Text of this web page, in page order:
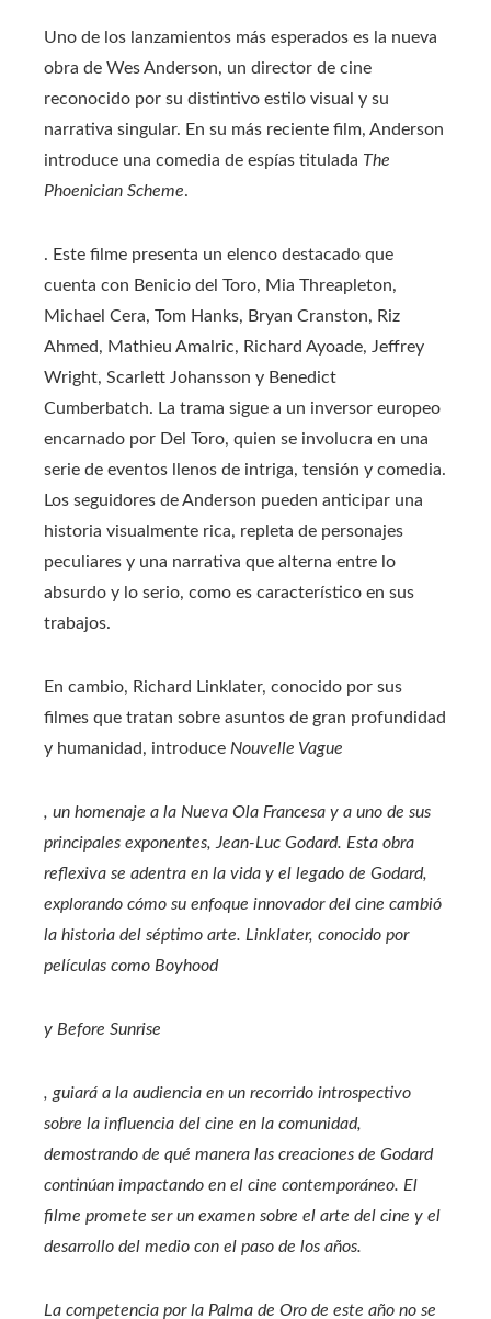
Uno de los lanzamientos más esperados es la nueva
obra de Wes Anderson, un director de cine
reconocido por su distintivo estilo visual y su
narrativa singular. En su más reciente film, Anderson
introduce una comedia de espías titulada The
Phoenician Scheme.
. Este filme presenta un elenco destacado que
cuenta con Benicio del Toro, Mia Threapleton,
Michael Cera, Tom Hanks, Bryan Cranston, Riz
Ahmed, Mathieu Amalric, Richard Ayoade, Jeffrey
Wright, Scarlett Johansson y Benedict
Cumberbatch. La trama sigue a un inversor europeo
encarnado por Del Toro, quien se involucra en una
serie de eventos llenos de intriga, tensión y comedia.
Los seguidores de Anderson pueden anticipar una
historia visualmente rica, repleta de personajes
peculiares y una narrativa que alterna entre lo
absurdo y lo serio, como es característico en sus
trabajos.
En cambio, Richard Linklater, conocido por sus
filmes que tratan sobre asuntos de gran profundidad
y humanidad, introduce Nouvelle Vague
, un homenaje a la Nueva Ola Francesa y a uno de sus
principales exponentes, Jean-Luc Godard. Esta obra
reflexiva se adentra en la vida y el legado de Godard,
explorando cómo su enfoque innovador del cine cambió
la historia del séptimo arte. Linklater, conocido por
películas como Boyhood
y Before Sunrise
, guiará a la audiencia en un recorrido introspectivo
sobre la influencia del cine en la comunidad,
demostrando de qué manera las creaciones de Godard
continúan impactando en el cine contemporáneo. El
filme promete ser un examen sobre el arte del cine y el
desarrollo del medio con el paso de los años.
La competencia por la Palma de Oro de este año no se